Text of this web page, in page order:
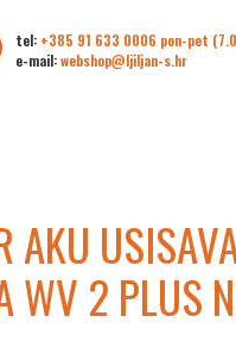
tel: +385 91 633 0006 pon-pet
e-mail:webshop@ljiljan-s.hr
AKU
WV 2 PLUS N